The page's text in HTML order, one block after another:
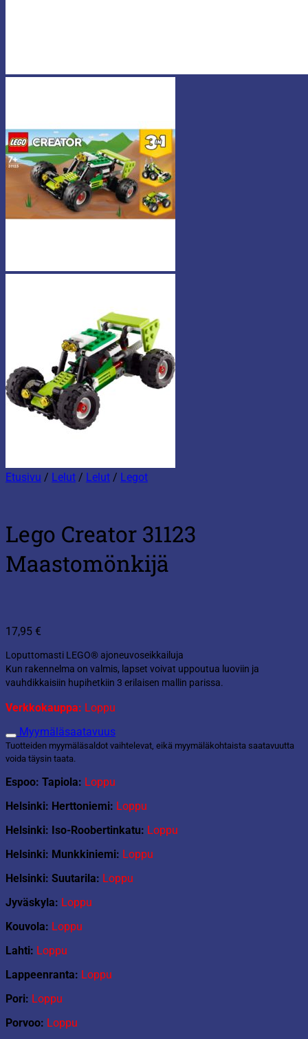
Etusivu / Lelut / Lelut / Legot
Lego Creator 31123
Maastomönkijä
17,95 €
Loputtomasti LEGO® ajoneuvoseikkailuja
Kun rakennelma on valmis, lapset voivat uppoutua luoviin ja
vauhdikkaisiin hupihetkiin 3 erilaisen mallin parissa.
Verkkokauppa: Loppu
Myymäläsaatavuus
Tuotteiden myymäläsaldot vaihtelevat, eikä myymäläkohtaista saatavuutta
voida täysin taata.
Espoo: Tapiola: Loppu
Helsinki: Herttoniemi: Loppu
Helsinki: Iso-Roobertinkatu: Loppu
Helsinki: Munkkiniemi: Loppu
Helsinki: Suutarila: Loppu
Jyväskyla: Loppu
Kouvola: Loppu
Lahti: Loppu
Lappeenranta: Loppu
Pori: Loppu
Porvoo: Loppu